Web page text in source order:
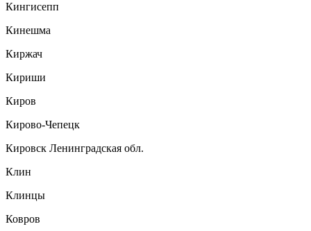
Кингисепп
Кинешма
Киржач
Кириши
Киров
Кирово-Чепецк
Кировск Ленинградская обл.
Клин
Клинцы
Ковров